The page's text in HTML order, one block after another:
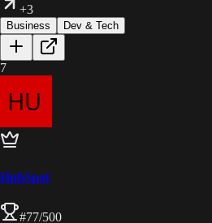
+3
Business Dev & Tech
7
HubSpot
#77/500